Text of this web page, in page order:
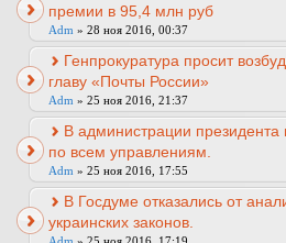
премии в 95,4 млн руб
Adm » 28 ноя 2016, 00:37
Генпрокуратура просит
главу «Почты России»
Adm » 25 ноя 2016, 21:37
В администрации президента
по всем управлениям.
Adm » 25 ноя 2016, 17:55
В Госдуме отказались от
украинских законов.